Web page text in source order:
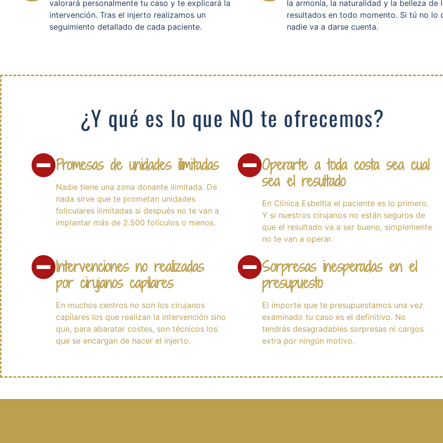
valorará personalmente tu caso y te explicará la
intervención. Tras el injerto realizamos un
seguimiento detallado de cada paciente.
la armonía, la naturalidad y la belleza de
resultados en todo momento. Si tú no lo
nadie va a darse cuenta.
¿Y qué es lo que NO te ofrecemos?
Promesas de unidades ilimitadas
Nadie tiene una zona donante ilimitada. De
nada sirve que te prometan unidades
foliculares ilimitadas si después no te van a
implantar más de 2.500 folículos o menos.
Operarte a toda costa sea cual
sea el resultado
En Clínica Esbeltia el paciente es lo primero.
Y si nuestros cirujanos no están seguros de
que el resultado va a ser bueno, simplemente
no te van a operar.
Intervenciones no realizadas
por cirujanos capilares
En muchos centros no son los cirujanos
capilares los que realizan la intervención sino
que, para abaratar costes, son técnicos los
que se encargan de hacer el injerto.
Sorpresas inesperadas en el
presupuesto
El importe que te presupuestamos una vez
examinado tu caso es el definitivo. No
tendrás desagradables sorpresas ni cargos
extra por ningún motivo.